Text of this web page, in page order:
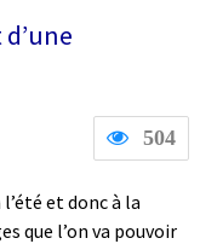
504
et donc à la
que l’on va pouvoir